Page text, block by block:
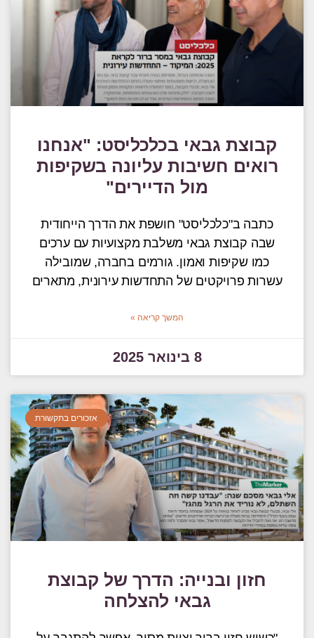
קבוצת גבאי בכלכליסט: "אנחנו
רואים חשיבות עליונה בשקיפות
מול הדיירים"
כתבה ב"כלכליסט" חושפת את הדרך הייחודית
שבה קבוצת גבאי משלבת מקצועיות עם ערכים
כמו שקיפות ואמון. גורמים בחברה, שמובילה
עשרות פרויקטים של התחדשות עירונית, מתארים
המשך קריאה »
8 בינואר 2025
אזכורים בתקשורת
חזון ובנייה: הדרך של קבוצת
גבאי להצלחה